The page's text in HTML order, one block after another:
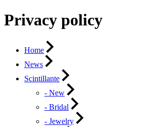
Privacy policy
Home
News
Scintillante
- New
- Bridal
- Jewelry